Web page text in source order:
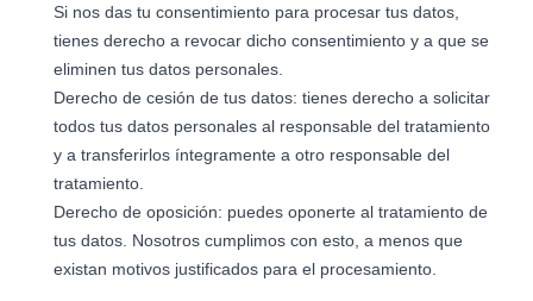
Si nos das tu consentimiento para procesar tus datos,
tienes derecho a revocar dicho consentimiento y a que se
eliminen tus datos personales.
Derecho de cesión de tus datos: tienes derecho a solicitar
todos tus datos personales al responsable del tratamiento
y a transferirlos íntegramente a otro responsable del
tratamiento.
Derecho de oposición: puedes oponerte al tratamiento de
tus datos. Nosotros cumplimos con esto, a menos que
existan motivos justificados para el procesamiento.